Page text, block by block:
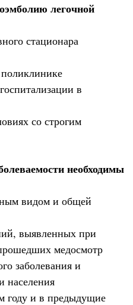
легочной
стационара
в
со строгим
необходимы
видом и общей
выявленных при
медосмотр
заболевания и
населения
году и в предыдущие